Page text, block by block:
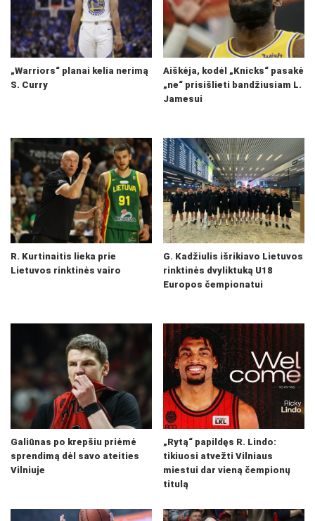
„Warriors“ planai kelia nerimą
S. Curry
Aiškėja, kodėl „Knicks“ pasakė
„ne“ prisišlieti bandžiusiam L.
Jamesui
R. Kurtinaitis lieka prie
Lietuvos rinktinės vairo
G. Kadžiulis išrikiavo Lietuvos
rinktinės dvyliktuką U18
Europos čempionatui
Galiūnas po krepšiu priėmė
sprendimą dėl savo ateities
Vilniuje
„Rytą“ papildęs R. Lindo:
tikiuosi atvežti Vilniaus
miestui dar vieną čempionų
titulą